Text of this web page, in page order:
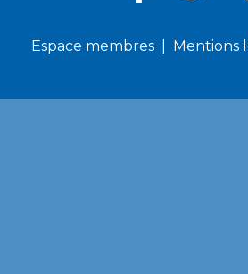
Espace membres Mentions